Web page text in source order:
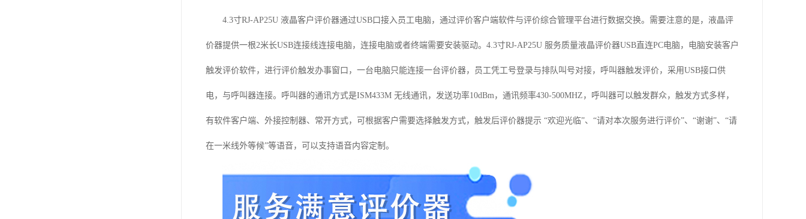
4.3寸RJ-AP25U 液晶客户评价器通过USB口接入员工电脑，通过评价客户端软件与评价综合管理平台进行数据交换。需要注意的是，液晶评
价器提供一根2米长USB连接线连接电脑，连接电脑或者终端需要安装驱动。4.3寸RJ-AP25U 服务质量液晶评价器USB直连PC电脑，电脑安装客户
触发评价软件，进行评价触发办事窗口，一台电脑只能连接一台评价器，员工凭工号登录与排队叫号对接，呼叫器触发评价，采用USB接口供
电，与呼叫器连接。呼叫器的通讯方式是ISM433M 无线通讯，发送功率10dBm，通讯频率430-500MHZ，呼叫器可以触发群众，触发方式多样，
有软件客户端、外接控制器、常开方式，可根据客户需要选择触发方式，触发后评价器提示 “欢迎光临”、“请对本次服务进行评价”、“谢谢”、“请
在一米线外等候”等语音，可以支持语音内容定制。